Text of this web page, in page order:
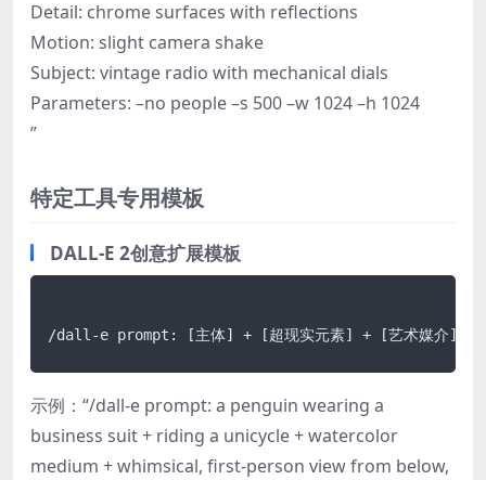
Detail: chrome surfaces with reflections
Motion: slight camera shake
Subject: vintage radio with mechanical dials
Parameters: –no people –s 500 –w 1024 –h 1024
”
特定工具专用模板
DALL-E 2创意扩展模板
示例：“/dall-e prompt: a penguin wearing a
business suit + riding a unicycle + watercolor
medium + whimsical, first-person view from below,